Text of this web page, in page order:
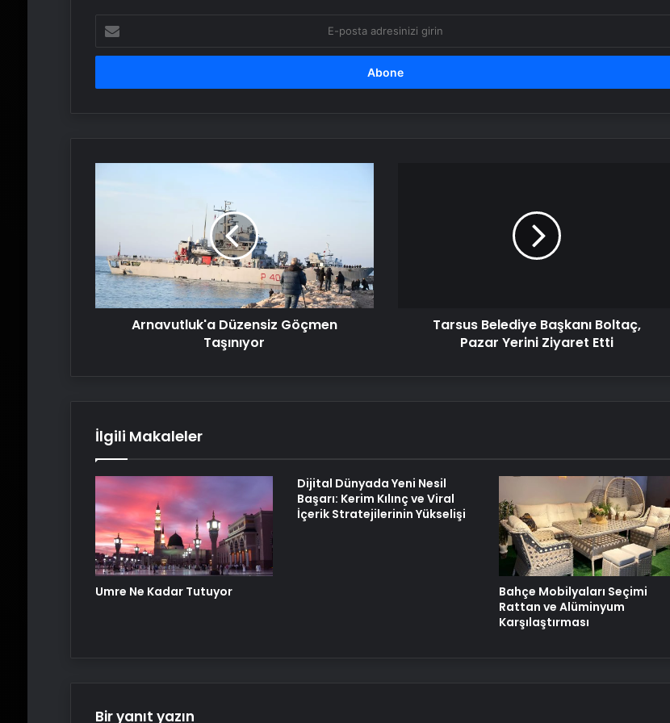
Reklam Ajansı, SEO Ajansı ve Web
Nişantaşı Üniversitesi’nden 2026 YKS
Adaylarına Çifte Güvence: Sabit
Ücret ve Kesintisiz Burs
Ürünleri
Şanlıurfa Boşanma Avukatı ile
Boşanma Sürecini Doğru Yönetme
Rehberi
posta
adresinizi
Arnavutluk'a Düzensiz Göçmen
Taşınıyor
Tarsus Belediye Başkanı Boltaç,
Pazar Yerini Ziyaret Etti
İlgili Makaleler
Umre Ne Kadar Tutuyor
Dijital Dünyada Yeni Nesil
Başarı: Kerim Kılınç ve Viral
İçerik Stratejilerinin Yükselişi
Bahçe Mobilyaları Seçimi
Rattan ve Alüminyum
Karşılaştırması
Bir yanıt yazın